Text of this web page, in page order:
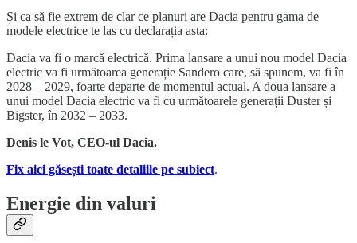
Și ca să fie extrem de clar ce planuri are Dacia pentru gama de
modele electrice te las cu declarația asta:
Dacia va fi o marcă electrică. Prima lansare a unui nou model Dacia
electric va fi următoarea generație Sandero care, să spunem, va fi în
2028 – 2029, foarte departe de momentul actual. A doua lansare a
unui model Dacia electric va fi cu următoarele generații Duster și
Bigster, în 2032 – 2033.
Denis le Vot, CEO-ul Dacia.
Fix aici găsești toate detaliile pe subiect.
Energie din valuri